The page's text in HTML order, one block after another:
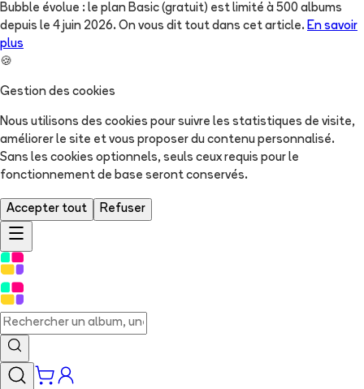
Bubble évolue : le plan Basic (gratuit) est limité à 500 albums
depuis le 4 juin 2026. On vous dit tout dans cet article. En savoir
plus
🍪
Gestion des cookies
Nous utilisons des cookies pour suivre les statistiques de visite,
améliorer le site et vous proposer du contenu personnalisé.
Sans les cookies optionnels, seuls ceux requis pour le
fonctionnement de base seront conservés.
Accepter tout Refuser